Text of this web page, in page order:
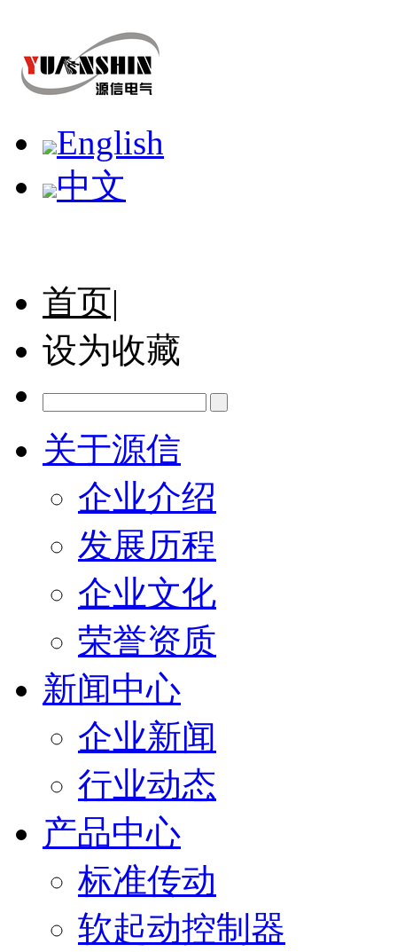
English
中文
首页|
设为收藏
关于源信
企业介绍
发展历程
企业文化
荣誉资质
新闻中心
企业新闻
行业动态
产品中心
标准传动
软起动控制器